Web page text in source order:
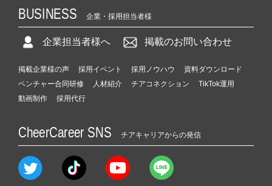
BUSINESS 企業・採用担当者様
企業担当者様へ 掲載のお問い合わせ
掲載企業様の声 採用イベント 採用ノウハウ
資料ダウンロード
ベンチャー合同研修
人材紹介 チアコネクション
TikTok運用
動画制作
採用代行
CheerCareer SNS チアキャリアからの発信